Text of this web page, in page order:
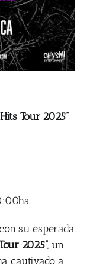
Tour 2025”
su esperada
2025”, un
cautivado a